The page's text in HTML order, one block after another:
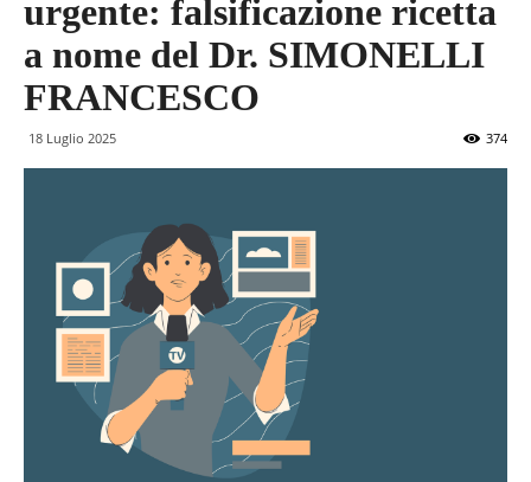
urgente: falsificazione ricetta
a nome del Dr. SIMONELLI
FRANCESCO
18 Luglio 2025 374